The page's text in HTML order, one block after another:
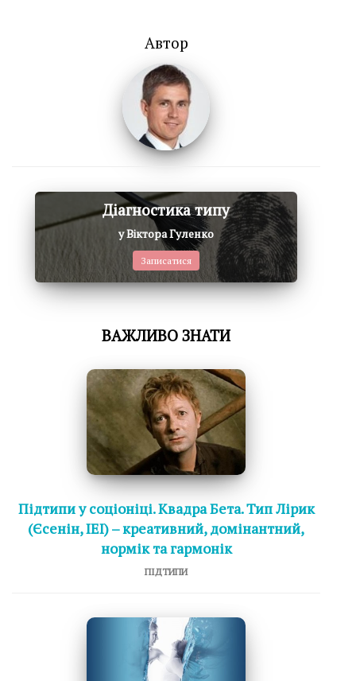
Автор
Діагностика типу
у Віктора Гуленко
Записатися
ВАЖЛИВО ЗНАТИ
Підтипи у соціоніці. Квадра Бета. Тип Лірик
(Єсенін, ІЕІ) – креативний, домінантний,
нормік та гармонік
ПІДТИПИ